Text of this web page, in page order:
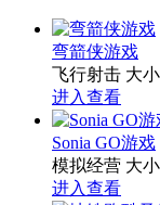
弯箭侠游戏
飞行射击 大
进入查看
Sonia GO游戏
模拟经营 大
进入查看